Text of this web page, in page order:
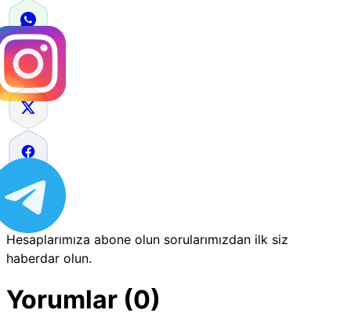
Hesaplarımıza abone olun sorularımızdan ilk siz
haberdar olun.
Yorumlar (0)